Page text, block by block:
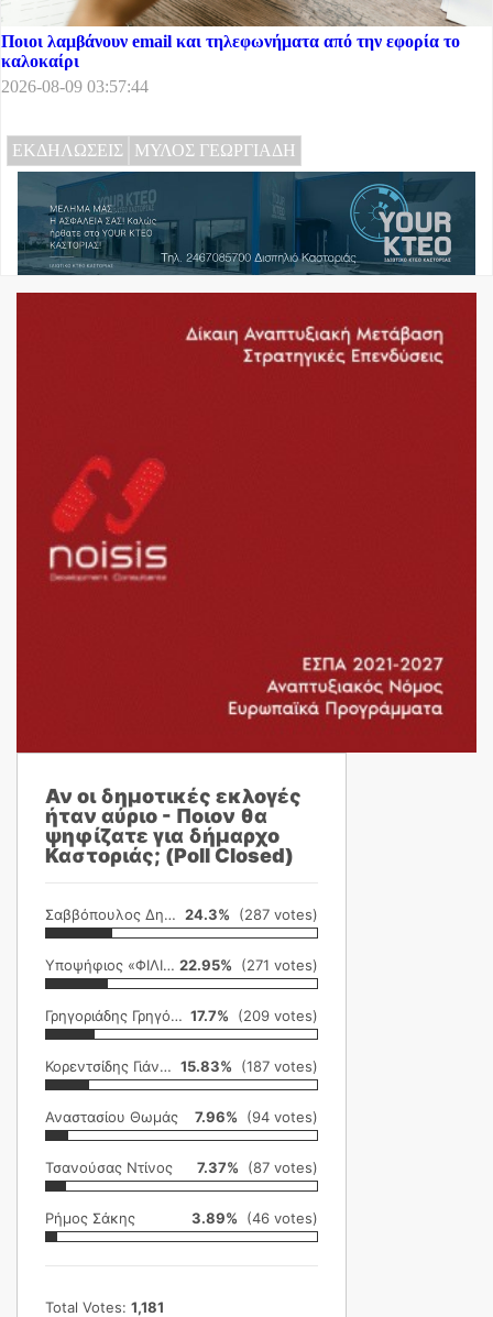
Ποιοι λαμβάνουν email και τηλεφωνήματα από την εφορία το
καλοκαίρι
2026-08-09 03:57:44
ΕΚΔΗΛΩΣΕΙΣ ΜΥΛΟΣ ΓΕΩΡΓΙΑΔΗ
Αν οι δημοτικές εκλογές
ήταν αύριο - Ποιον θα
ψηφίζατε για δήμαρχο
Καστοριάς; (Poll Closed)
Σαββόπουλος Δημήτρης 24.3% (287 votes)
Υποψήφιος «ΦΙΛΙΚΗ ΕΤΑΙΡΕΙΑ» 22.95% (271 votes)
Γρηγοριάδης Γρηγόρης 17.7% (209 votes)
Κορεντσίδης Γιάννης 15.83% (187 votes)
Αναστασίου Θωμάς 7.96% (94 votes)
Τσανούσας Ντίνος 7.37% (87 votes)
Ρήμος Σάκης 3.89% (46 votes)
Total Votes: 1,181